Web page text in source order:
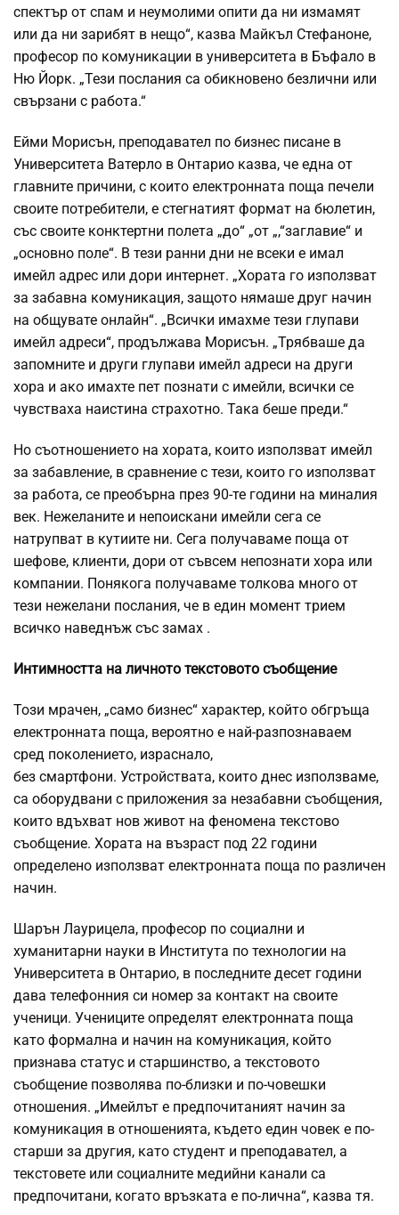
спектър от спам и неумолими опити да ни измамят
или да ни зарибят в нещо“, казва Майкъл Стефаноне,
професор по комуникации в университета в Бъфало в
Ню Йорк. „Тези послания са обикновено безлични или
свързани с работа.“
Ейми Морисън, преподавател по бизнес писане в
Университета Ватерло в Онтарио казва, че една от
главните причини, с които електронната поща печели
своите потребители, е стегнатият формат на бюлетин,
със своите конктертни полета „до“ „от „,“заглавие“ и
„основно поле“. В тези ранни дни не всеки е имал
имейл адрес или дори интернет. „Хората го използват
за забавна комуникация, защото нямаше друг начин
на общувате онлайн“. „Всички имахме тези глупави
имейл адреси“, продължава Морисън. „Трябваше да
запомните и други глупави имейл адреси на други
хора и ако имахте пет познати с имейли, всички се
чувстваха наистина страхотно. Така беше преди.“
Но съотношението на хората, които използват имейл
за забавление, в сравнение с тези, които го използват
за работа, се преобърна през 90-те години на миналия
век. Нежеланите и непоискани имейли сега се
натрупват в кутиите ни. Сега получаваме поща от
шефове, клиенти, дори от съвсем непознати хора или
компании. Понякога получаваме толкова много от
тези нежелани послания, че в един момент трием
всичко наведнъж със замах .
Интимността на личното текстовото съобщение
Този мрачен, „само бизнес“ характер, който обгръща
електронната поща, вероятно е най-разпознаваем
сред поколението, израснало,
без смартфони. Устройствата, които днес използваме,
са оборудвани с приложения за незабавни съобщения,
които вдъхват нов живот на феномена текстово
съобщение. Хората на възраст под 22 години
определено използват електронната поща по различен
начин.
Шарън Лаурицела, професор по социални и
хуманитарни науки в Института по технологии на
Университета в Онтарио, в последните десет години
дава телефонния си номер за контакт на своите
ученици. Учениците определят електронната поща
като формална и начин на комуникация, който
признава статус и старшинство, а текстовото
съобщение позволява по-близки и по-човешки
отношения. „Имейлът е предпочитаният начин за
комуникация в отношенията, където един човек е по-
старши за другия, като студент и преподавател, а
текстовете или социалните медийни канали са
предпочитани, когато връзката е по-лична“, казва тя.